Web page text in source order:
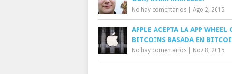
No hay comentarios Ago 2, 2015
APPLE ACEPTA LA APP WHEEL
BITCOINS BASADA EN
No hay comentarios Nov 8, 2015